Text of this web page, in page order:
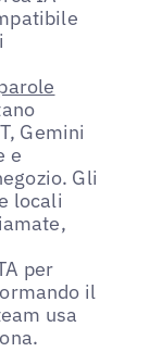
Gemini
e
Gli
locali
per
il
usa